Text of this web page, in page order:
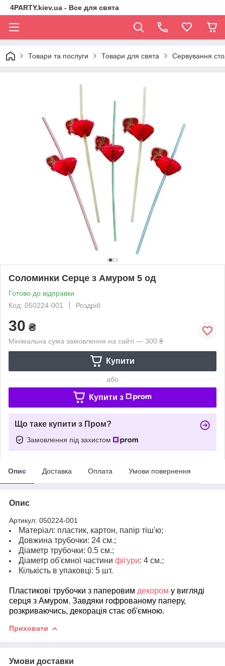
4PARTY.kiev.ua - Все для свята
Товари та послуги Товари для свята Сервування
Соломинки Серце з Амуром 5 од
Готово до відправки
Код: 050224-001
Роздріб
30 ₴
Мінімальна сума замовлення на сайті — 300 ₴
Купити
або
Купити з
Що таке купити з Пром?
Замовлення під захистом
Опис Доставка Оплата Умови повернення
Опис
Артикул: 050224-001
Матеріал: пластик, картон, папір тіш'ю;
Довжина трубочки: 24 см.;
Діаметр трубочки: 0.5 см.;
Діаметр об'ємної частини фігури: 4 см.;
Кількість в упаковці: 5 шт.
Пластикові трубочки з паперовим декором у вигляді
серця з Амуром. Завдяки гофрованому паперу,
розкриваючись, декорація стає об'ємною.
Приховати
Умови доставки